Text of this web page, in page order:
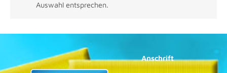
Auswahl entsprechen.
Anschrift